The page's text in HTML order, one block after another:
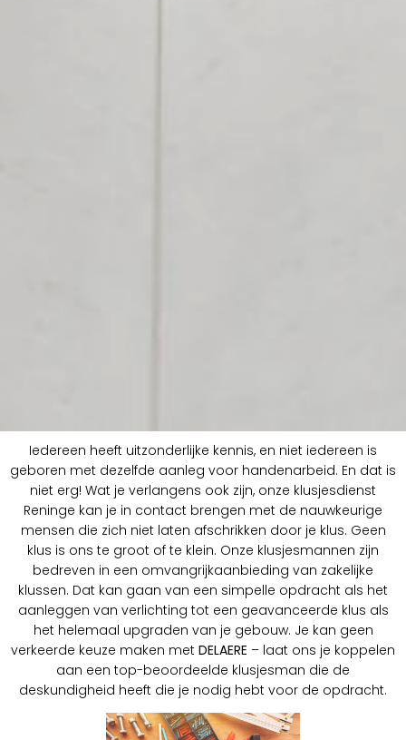
Iedereen heeft uitzonderlijke kennis, en niet iedereen is
geboren met dezelfde aanleg voor handenarbeid. En dat is
niet erg! Wat je verlangens ook zijn, onze klusjesdienst
Reninge kan je in contact brengen met de nauwkeurige
mensen die zich niet laten afschrikken door je klus. Geen
klus is ons te groot of te klein. Onze klusjesmannen zijn
bedreven in een omvangrijkaanbieding van zakelijke
klussen. Dat kan gaan van een simpelle opdracht als het
aanleggen van verlichting tot een geavanceerde klus als
het helemaal upgraden van je gebouw. Je kan geen
verkeerde keuze maken met DELAERE – laat ons je koppelen
aan een top-beoordeelde klusjesman die de
deskundigheid heeft die je nodig hebt voor de opdracht.